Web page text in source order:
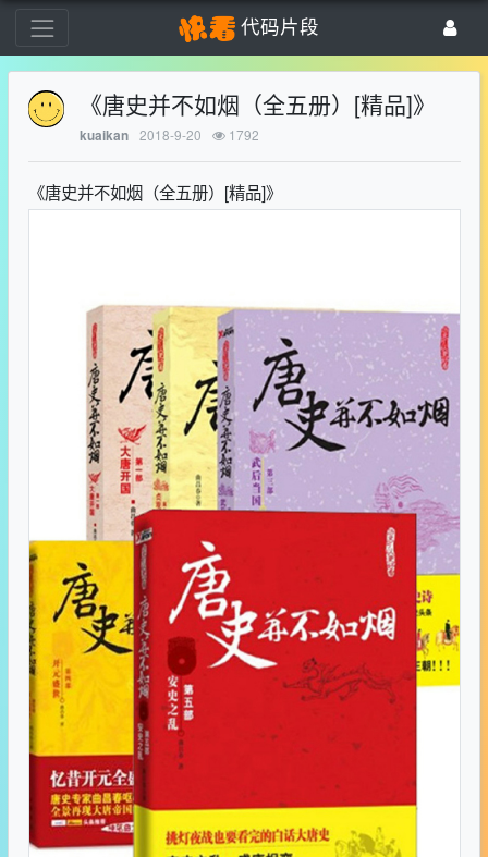
代码片段
《唐史并不如烟（全五册）[精品]》
kuaikan 2018-9-20 1792
《唐史并不如烟（全五册）[精品]》